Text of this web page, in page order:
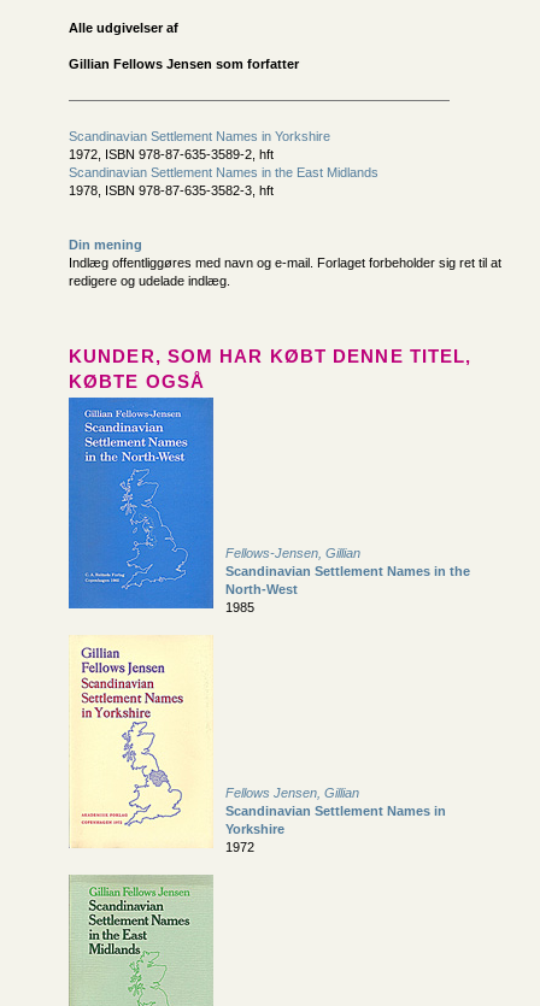
Alle udgivelser af
Gillian Fellows Jensen som forfatter
Scandinavian Settlement Names in Yorkshire
1972, ISBN 978-87-635-3589-2, hft
Scandinavian Settlement Names in the East Midlands
1978, ISBN 978-87-635-3582-3, hft
Din mening
Indlæg offentliggøres med navn og e-mail. Forlaget forbeholder sig ret til at
redigere og udelade indlæg.
KUNDER, SOM HAR KØBT DENNE TITEL,
KØBTE OGSÅ
Fellows-Jensen, Gillian
Scandinavian Settlement Names in the
North-West
1985
Fellows Jensen, Gillian
Scandinavian Settlement Names in
Yorkshire
1972